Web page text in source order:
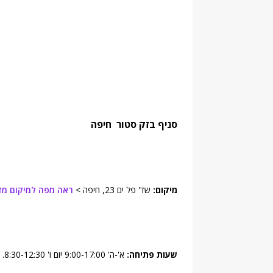
סניף בזק סטור חיפה
מיקום: שד' פל ים 23, חיפה > ראה מפה למיקום
שעות פתיחה: א'-ה' 9:00-17:00 יום ו' 8:30-12:30.